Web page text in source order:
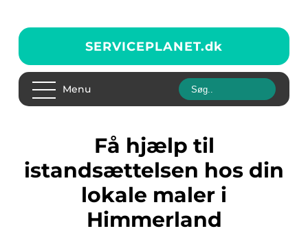
SERVICEPLANET.dk
Menu
Få hjælp til
istandsættelsen hos din
lokale maler i
Himmerland